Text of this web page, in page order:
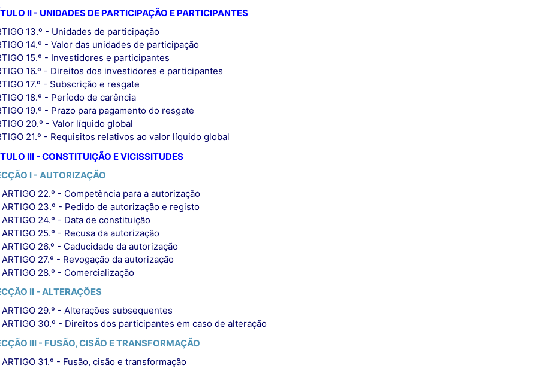
II - UNIDADES DE PARTICIPAÇÃO E PARTICIPANTES
13.º - Unidades de participação
14.º - Valor das unidades de participação
15.º - Investidores e participantes
16.º - Direitos dos investidores e participantes
17.º - Subscrição e resgate
18.º - Período de carência
19.º - Prazo para pagamento do resgate
20.º - Valor líquido global
21.º - Requisitos relativos ao valor líquido global
III - CONSTITUIÇÃO E VICISSITUDES
I - AUTORIZAÇÃO
ARTIGO 22.º - Competência para a autorização
ARTIGO 23.º - Pedido de autorização e registo
ARTIGO 24.º - Data de constituição
ARTIGO 25.º - Recusa da autorização
ARTIGO 26.º - Caducidade da autorização
ARTIGO 27.º - Revogação da autorização
ARTIGO 28.º - Comercialização
II - ALTERAÇÕES
ARTIGO 29.º - Alterações subsequentes
ARTIGO 30.º - Direitos dos participantes em caso de alteração
III - FUSÃO, CISÃO E TRANSFORMAÇÃO
ARTIGO 31.º - Fusão, cisão e transformação